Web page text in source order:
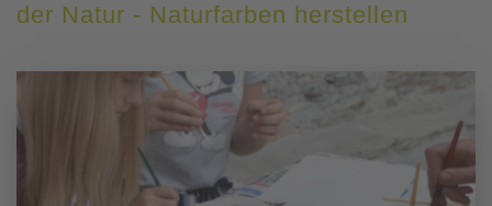
der Natur - Naturfarben herstellen